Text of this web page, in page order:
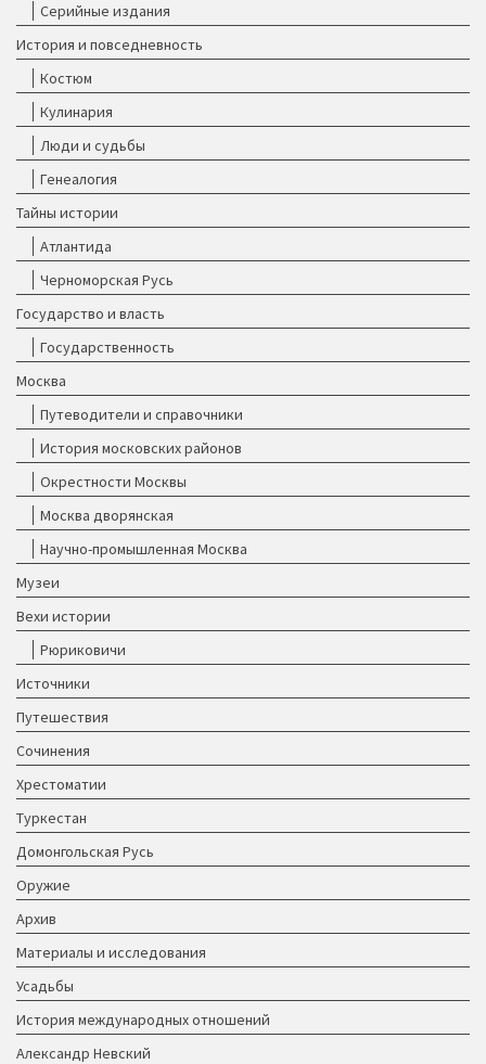
Серийные издания
История и повседневность
Костюм
Кулинария
Люди и судьбы
Генеалогия
Тайны истории
Атлантида
Черноморская Русь
Государство и власть
Государственность
Москва
Путеводители и справочники
История московских районов
Окрестности Москвы
Москва дворянская
Научно-промышленная Москва
Музеи
Вехи истории
Рюриковичи
Источники
Путешествия
Сочинения
Хрестоматии
Туркестан
Домонгольская Русь
Оружие
Архив
Материалы и исследования
Усадьбы
История международных отношений
Александр Невский